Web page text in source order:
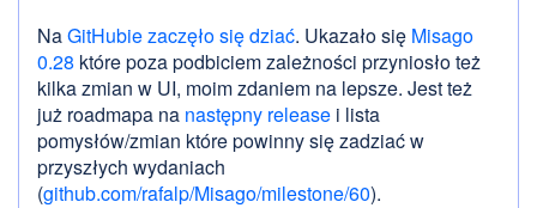
NaGitHubie zaczęło się dziać. Ukazało się Misago
0.28 które poza podbiciem zależności przyniosło też
kilka zmian w UI, moim zdaniem na lepsze. Jest też
już roadmapa na następny release i lista
pomysłów/zmian które powinny się zadziać w
przyszłych wydaniach
(github.com/rafalp/Misago/milestone/60).